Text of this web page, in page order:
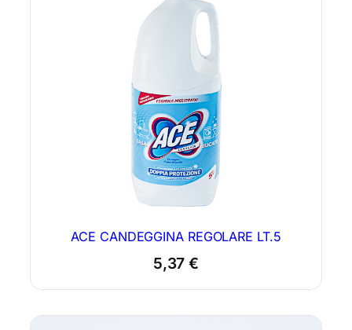
ACE CANDEGGINA REGOLARE LT.5
5,37€